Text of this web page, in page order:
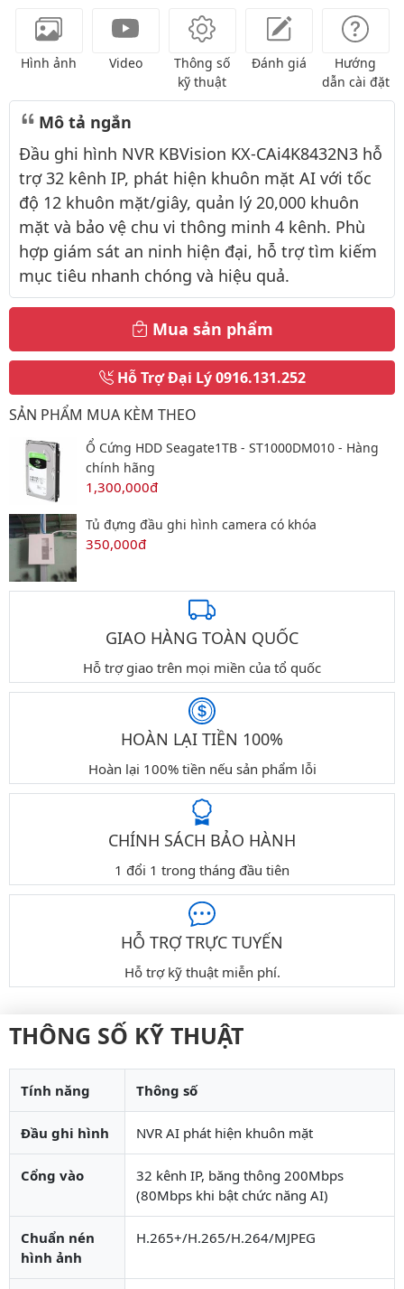
Hình ảnh Video
Thông số
kỹ thuật
Đánh giá
Hướng
dẫn cài đặt
Mô tả ngắn
Đầu ghi hình NVR KBVision KX-CAi4K8432N3 hỗ
trợ 32 kênh IP, phát hiện khuôn mặt AI với tốc
độ 12 khuôn mặt/giây, quản lý 20,000 khuôn
mặt và bảo vệ chu vi thông minh 4 kênh. Phù
hợp giám sát an ninh hiện đại, hỗ trợ tìm kiếm
mục tiêu nhanh chóng và hiệu quả.
Mua sản phẩm
Hỗ Trợ Đại Lý0916.131.252
SẢN PHẨM MUA KÈM THEO
Ổ Cứng HDD Seagate1TB - ST1000DM010 - Hàng
chính hãng
1,300,000đ
Tủ đựng đầu ghi hình camera có khóa
350,000đ
GIAO HÀNG TOÀN QUỐC
Hỗ trợ giao trên mọi miền của tổ quốc
HOÀN LẠI TIỀN 100%
Hoàn lại 100% tiền nếu sản phẩm lỗi
CHÍNH SÁCH BẢO HÀNH
1 đổi 1 trong tháng đầu tiên
HỖ TRỢ TRỰC TUYẾN
Hỗ trợ kỹ thuật miễn phí.
THÔNG SỐ KỸ THUẬT
Tính năng Thông số
Đầu ghi hình NVR AI phát hiện khuôn mặt
Cổng vào
32 kênh IP, băng thông 200Mbps
(80Mbps khi bật chức năng AI)
Chuẩn nén
hình ảnh
H.265+/H.265/H.264/MJPEG